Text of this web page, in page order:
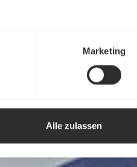
Marketing
Alle zulassen